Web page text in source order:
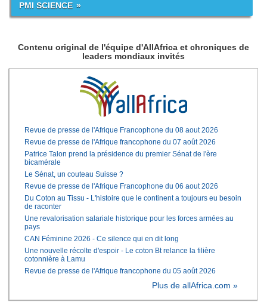
PMI SCIENCE
Contenu original de l'équipe d'AllAfrica et chroniques de
leaders mondiaux invités
Revue de presse de l'Afrique Francophone du 08 aout 2026
Revue de presse de l'Afrique francophone du 07 août 2026
Patrice Talon prend la présidence du premier Sénat de l'ère
bicamérale
Le Sénat, un couteau Suisse ?
Revue de presse de l'Afrique Francophone du 06 aout 2026
Du Coton au Tissu - L'histoire que le continent a toujours eu besoin
de raconter
Une revalorisation salariale historique pour les forces armées au
pays
CAN Féminine 2026 - Ce silence qui en dit long
Une nouvelle récolte d'espoir - Le coton Bt relance la filière
cotonnière à Lamu
Revue de presse de l'Afrique francophone du 05 août 2026
Plus de allAfrica.com »